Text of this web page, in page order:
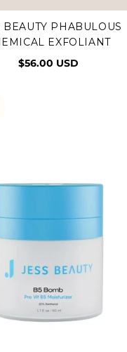
Vista rápida
BEAUTY PHABULOUS
EXFOLIANT
$56.00 USD